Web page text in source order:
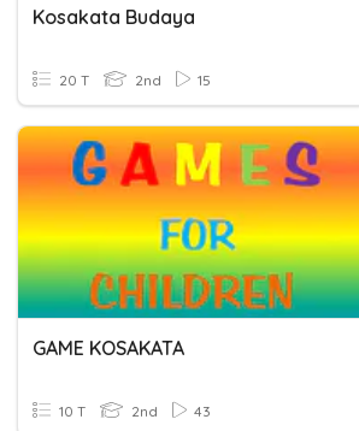
Kosakata Budaya
20 T 2nd 15
GAME KOSAKATA
10 T 2nd 43